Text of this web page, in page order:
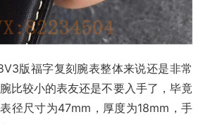
版福字复刻腕表整体来说还是非常
比较小的表友还是不要入手了，毕竟
径尺寸为47mm，厚度为18mm，手